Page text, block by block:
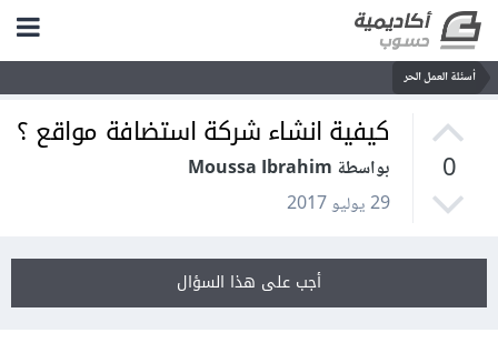
أسئلة العمل الحر
0
كيفية انشاء شركة استضافة مواقع ؟
بواسطة Moussa Ibrahim
29 يوليو 2017
أجب على هذا السؤال